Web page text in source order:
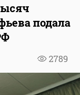
подала
2789